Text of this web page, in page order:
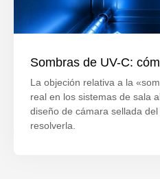
Sombras de UV-C:
La objeción relativa a la
real en los sistemas de sala
diseño de cámara sellada
resolverla.